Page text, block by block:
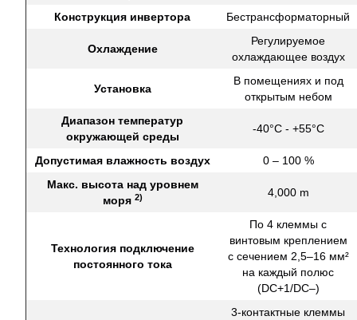
Конструкция инвертора
Бестрансформаторный
Охлаждение
Регулируемое
охлаждающее воздух
Установка
В помещениях и под
открытым небом
Диапазон температур
окружающей среды
-40°C - +55°C
Допустимая влажность воздух
0 – 100 %
Макс. высота над уровнем
моря 2) 4,000 m
Технология подключение
постоянного тока
По 4 клеммы с
винтовым креплением
с сечением 2,5–16 мм²
на каждый полюс
(DC+1/DC–)
3-контактные клеммы